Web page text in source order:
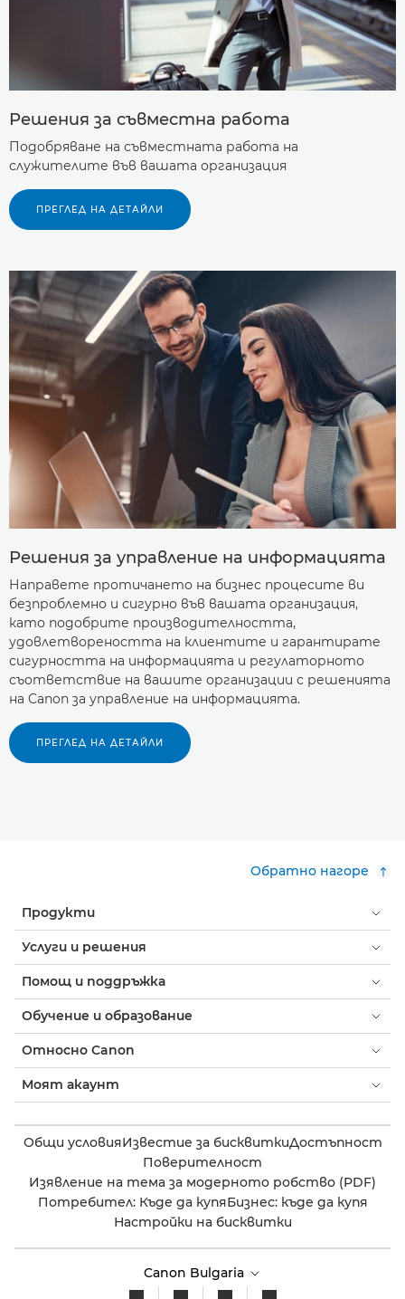
Решения за съвместна работа
Подобряване на съвместната работа на
служителите във вашата организация
ПРЕГЛЕД НА ДЕТАЙЛИ
Решения за управление на информацията
Направете протичането на бизнес процесите ви
безпроблемно и сигурно във вашата организация,
като подобрите производителността,
удовлетвореността на клиентите и гарантирате
сигурността на информацията и регулаторното
съответствие на вашите организации с решенията
на Canon за управление на информацията.
ПРЕГЛЕД НА ДЕТАЙЛИ
Обратно нагоре
Продукти
Услуги и решения
Помощ и поддръжка
Обучение и образование
Относно Canon
Моят акаунт
Общи условияИзвестие за бисквиткиДостъпност
Поверителност
Изявление на тема за модерното робство (PDF)
Потребител: Къде да купяБизнес: къде да купя
Настройки на бисквитки
Canon Bulgaria